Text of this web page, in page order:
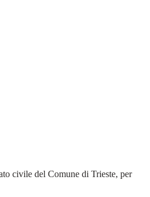
civile del Comune di Trieste, per